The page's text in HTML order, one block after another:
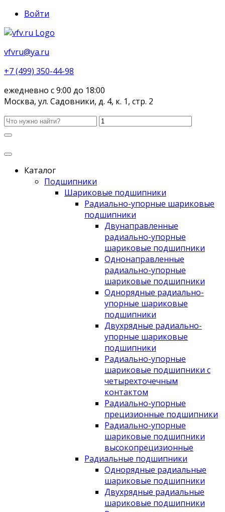
Войти
vfvru@ya.ru
+7 (499) 350-44-98
ежедневно с 9:00 до 18:00
Москва, ул. Садовники, д. 4, к. 1, стр. 2
Каталог
Подшипники
Шариковые подшипники
Радиально-упорные шариковые
подшипники
Двунаправленные
радиально-упорные
шариковые подшипники
Однонаправленные
радиально-упорные
шариковые подшипники
Однорядные радиально-
упорные шариковые
подшипники
Двухрядные радиально-
упорные шариковые
подшипники
Радиально-упорные
шариковые подшипники с
четырехточечным
контактом
Радиально-упорные
прецизионные подшипники
Радиально-упорные
шариковые подшипники
высокопрецизионные
Радиальные подшипники
Однорядные радиальные
шариковые подшипники
Двухрядные радиальные
шариковые подшипники